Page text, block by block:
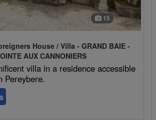
15
House / Villa - GRAND BAIE -
AUX CANNONIERS
villa in a residence accessible
Pereybere.